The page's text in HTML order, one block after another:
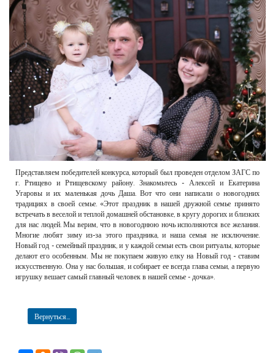
РЕКЛАМОДАТЕЛЯМ
ОБЪЯВЛЕНИЯ
КОНТАКТЫ
Представляем победителей конкурса, который был проведен отделом ЗАГС по
г. Ртищево и Ртищевскому району. Знакомьтесь - Алексей и Екатерина
Угаровы и их маленькая дочь Даша. Вот что они написали о новогодних
традициях в своей семье. «Этот праздник в нашей дружной семье принято
встречать в веселой и теплой домашней обстановке, в кругу дорогих и близких
для нас людей. Мы верим, что в новогоднюю ночь исполняются все желания.
Многие любят зиму из-за этого праздника, и наша семья не исключение.
Новый год - семейный праздник, и у каждой семьи есть свои ритуалы, которые
делают его особенным. Мы не покупаем живую елку на Новый год - ставим
искусственную. Она у нас большая, и собирает ее всегда глава семьи, а первую
игрушку вешает самый главный человек в нашей семье - дочка».
Вернуться...